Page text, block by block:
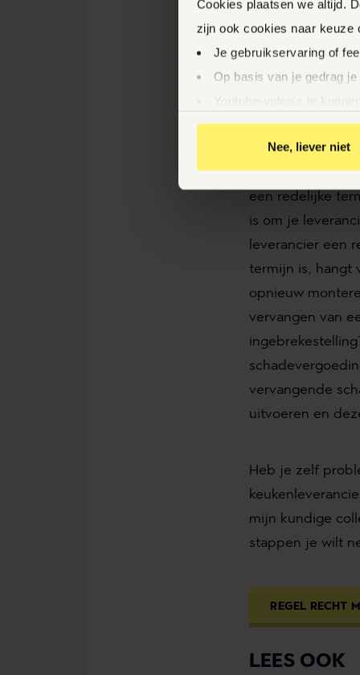
Cookies plaatsen we altijd.
zijn ook cookies naar keuze
Je gebruikservaring of
Op basis van je gedrag
Relevante aanbiedingen
Gepersonaliseerde
Door op ‘Ja, nu
Nee, liever niet
WAT ZIJN JE
Komt vast te
herstel van de
een redelijke
is om je
leverancier een
termijn is, hangt
opnieuw
vervangen van
vervangende
uitvoeren en
Heb je zelf
mijn kundige
stappen je wilt
REGEL RECHT
LEES OOK